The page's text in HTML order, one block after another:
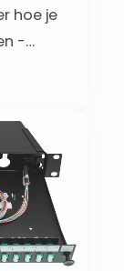
hoe je
-